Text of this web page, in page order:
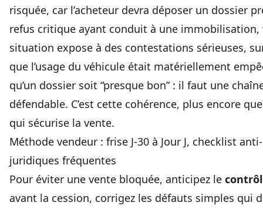
risquée, car l’acheteur devra déposer un dossier
refus critique ayant conduit à une immobilisation,
situation expose à des contestations sérieuses,
que l’usage du véhicule était matériellement
qu’un dossier soit “presque bon” : il faut une
défendable. C’est cette cohérence, plus encore
qui sécurise la vente.
Méthode vendeur : frise J-30 à Jour J, checklist
juridiques fréquentes
Pour éviter une vente bloquée, anticipez le
avant la cession, corrigez les défauts simples qui